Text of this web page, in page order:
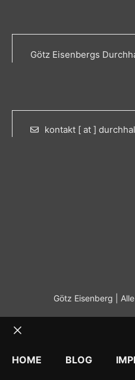
Götz Eisenbergs
kontakt [ at ]
Götz Eisenberg |
HOME
BLOG